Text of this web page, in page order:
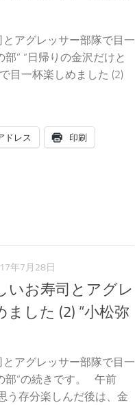
アグレッサー部隊で目一
” “日帰りの金沢だけと
目一杯楽しめました (2)
ドレス 印刷
年7月28日
いお寿司とアグレ
した (2) “小松弥
アグレッサー部隊で目一
部“の続きです。 午前
う存分楽しんだ後は、金